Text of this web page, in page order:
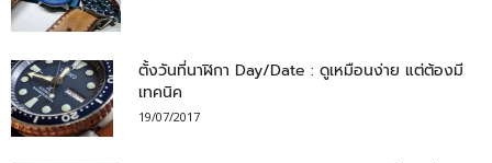
ตั้งวันที่นาฬิกา Day/Date : ดูเหมือนง่าย แต่ต้องมี
เทคนิค
19/07/2017